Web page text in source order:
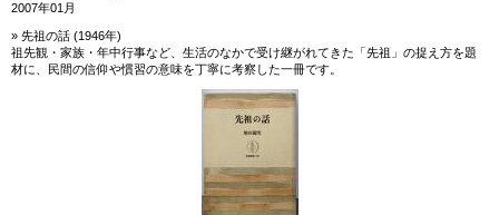
2007年01月
» 先祖の話 (1946年)
祖先観・家族・年中行事など、生活のなかで受け継がれてきた「先祖」の捉え方を題
材に、民間の信仰や慣習の意味を丁寧に考察した一冊です。